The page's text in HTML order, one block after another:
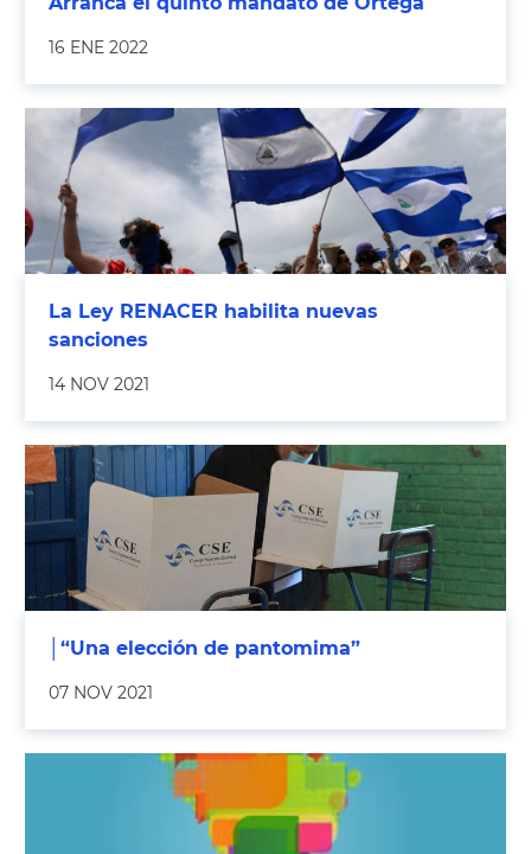
16 ENE 2022
La Ley RENACER habilita nuevas
sanciones
14 NOV 2021
│“Una elección de pantomima”
07 NOV 2021